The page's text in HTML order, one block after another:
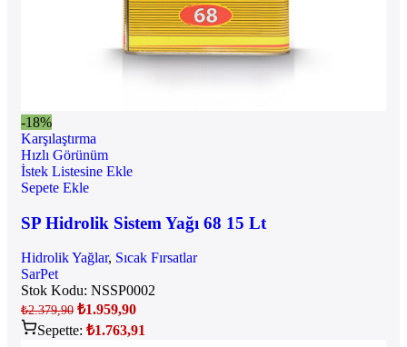
-18%
Karşılaştırma
Hızlı Görünüm
İstek Listesine Ekle
Sepete Ekle
SP Hidrolik Sistem Yağı 68 15 Lt
Hidrolik Yağlar, Sıcak Fırsatlar
SarPet
Stok Kodu: NSSP0002
₺2.379,90 ₺1.959,90
Sepette: ₺1.763,91